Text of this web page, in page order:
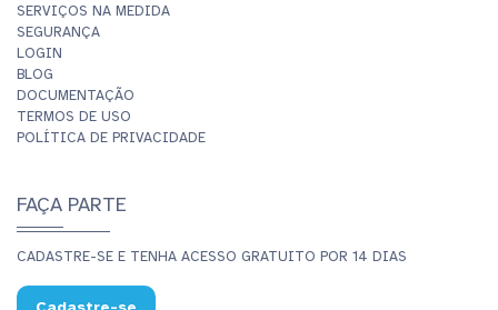
SERVIÇOS NA MEDIDA
SEGURANÇA
LOGIN
BLOG
DOCUMENTAÇÃO
TERMOS DE USO
POLÍTICA DE PRIVACIDADE
FAÇA PARTE
CADASTRE-SE E TENHA ACESSO GRATUITO POR 14 DIAS